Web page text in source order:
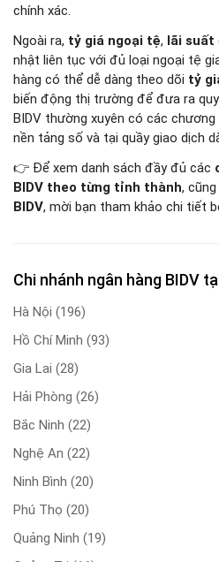
chính xác.
Ngoài ra, tỷ giá ngoại tệ, lãi suất
nhật liên tục với đủ loại ngoại tệ
hàng có thể dễ dàng theo dõi tỷ
biến động thị trường để đưa ra
BIDV thường xuyên có các
nền tảng số và tại quầy giao dịch
👉 Để xem danh sách đầy đủ các
BIDV theo từng tỉnh thành,
BIDV, mời bạn tham khảo chi tiết
Chi nhánh ngân hàng BIDV
Hà Nội (196)
Hồ Chí Minh (93)
Gia Lai (28)
Hải Phòng (26)
Bắc Ninh (22)
Nghệ An (22)
Ninh Bình (20)
Phú Thọ (20)
Quảng Ninh (19)